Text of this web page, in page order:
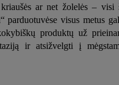
ar net žolelės – visi
visus metus
produktų už
ir atsižvelgti į